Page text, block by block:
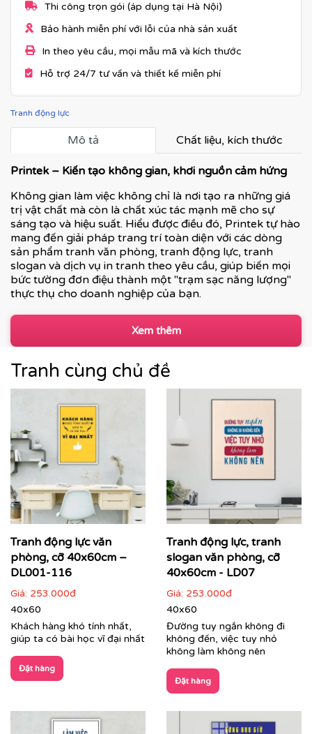
Thi công trọn gói (áp dụng tại Hà Nội)
Bảo hành miễn phí với lỗi của nhà sản xuất
In theo yêu cầu, mọi mẫu mã và kích thước
Hỗ trợ 24/7 tư vấn và thiết kế miễn phí
Tranh động lực
Mô tả Chất liệu, kích thước
Printek – Kiến tạo không gian, khơi nguồn cảm hứng
Không gian làm việc không chỉ là nơi tạo ra những giá
trị vật chất mà còn là chất xúc tác mạnh mẽ cho sự
sáng tạo và hiệu suất. Hiểu được điều đó, Printek tự hào
mang đến giải pháp trang trí toàn diện với các dòng
sản phẩm tranh văn phòng, tranh động lực, tranh
slogan và dịch vụ in tranh theo yêu cầu, giúp biến mọi
bức tường đơn điệu thành một "trạm sạc năng lượng"
thực thụ cho doanh nghiệp của bạn.
Printek thi công tranh động lực theo yêu cầu cho
khách hàng
Tranh động lực & Tranh slogan:Những câu nói truyền
cảm hứng, những thông điệp kinh doanh cốt lõi được
thiết kế với phong cách typography hiện đại, mạnh mẽ.
Đây là giải pháp hoàn hảo để thúc đẩy tinh thần làm
việc, gắn kết đội ngũ và nhắc nhở nhân viên về mục tiêu
chung mỗi ngày.
Xem thêm
Tranh cùng chủ đề
Tranh động lực văn
phòng, cỡ 40x60cm –
DL001-116
Giá: 253.000đ
40x60
Khách hàng khó tính nhất,
giúp ta có bài học vĩ đại nhất
Đặt hàng
Tranh động lực, tranh
slogan văn phòng, cỡ
40x60cm - LD07
Giá: 253.000đ
40x60
Đường tuy ngắn không đi
không đến, việc tuy nhỏ
không làm không nên
Đặt hàng